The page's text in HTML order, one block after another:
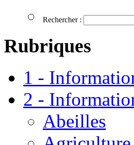
Rechercher :
Rubriques
1 -
2 -
Abeilles